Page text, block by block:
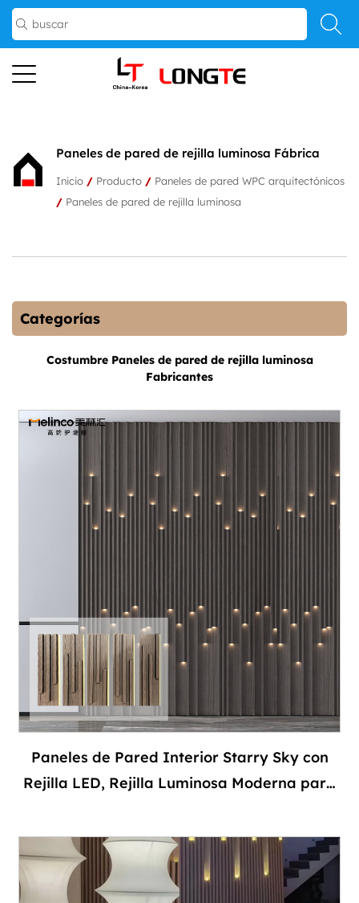
Paneles de pared de rejilla luminosa Fábrica
Inicio / Producto / Paneles de pared WPC arquitectónicos
/ Paneles de pared de rejilla luminosa
Categorías
Costumbre Paneles de pared de rejilla luminosa
Fabricantes
Paneles de Pared Interior Starry Sky con
Rejilla LED, Rejilla Luminosa Moderna para